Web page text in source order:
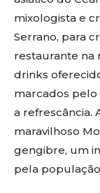
mixologista e
Serrano, para
restaurante na
drinks
marcados
a refrescância.
maravilhoso
gengibre, um
pela